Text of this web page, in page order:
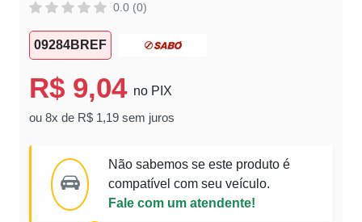
0.0 (0)
09284BREF
R$ 9,04 no PIX
ou 8x de R$ 1,19 sem juros
Não sabemos se este produto é
compatível com seu veículo.
Fale com um atendente!